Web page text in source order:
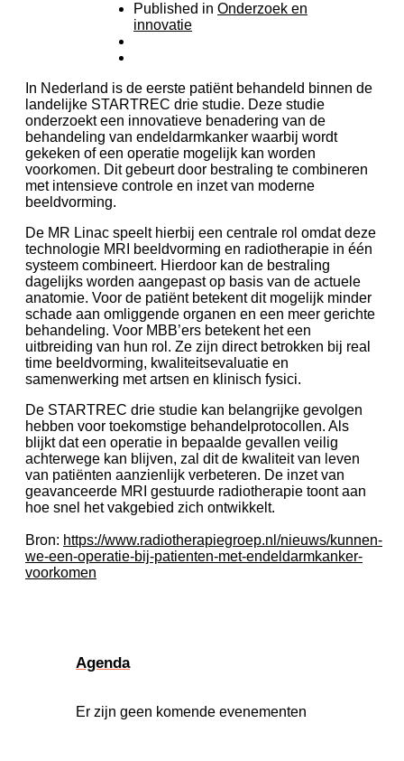
Published in Onderzoek en
innovatie
In Nederland is de eerste patiënt behandeld binnen de
landelijke STARTREC drie studie. Deze studie
onderzoekt een innovatieve benadering van de
behandeling van endeldarmkanker waarbij wordt
gekeken of een operatie mogelijk kan worden
voorkomen. Dit gebeurt door bestraling te combineren
met intensieve controle en inzet van moderne
beeldvorming.
De MR Linac speelt hierbij een centrale rol omdat deze
technologie MRI beeldvorming en radiotherapie in één
systeem combineert. Hierdoor kan de bestraling
dagelijks worden aangepast op basis van de actuele
anatomie. Voor de patiënt betekent dit mogelijk minder
schade aan omliggende organen en een meer gerichte
behandeling. Voor MBB’ers betekent het een
uitbreiding van hun rol. Ze zijn direct betrokken bij real
time beeldvorming, kwaliteitsevaluatie en
samenwerking met artsen en klinisch fysici.
De STARTREC drie studie kan belangrijke gevolgen
hebben voor toekomstige behandelprotocollen. Als
blijkt dat een operatie in bepaalde gevallen veilig
achterwege kan blijven, zal dit de kwaliteit van leven
van patiënten aanzienlijk verbeteren. De inzet van
geavanceerde MRI gestuurde radiotherapie toont aan
hoe snel het vakgebied zich ontwikkelt.
Bron: https://www.radiotherapiegroep.nl/nieuws/kunnen-
we-een-operatie-bij-patienten-met-endeldarmkanker-
voorkomen
Agenda
Er zijn geen komende evenementen